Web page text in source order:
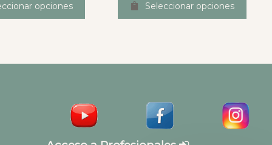
opciones Seleccionar opciones